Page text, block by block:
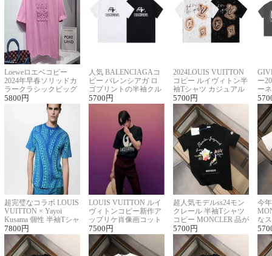
Loeweロエベコピー
2024年早春ソリッドカ
ラークラシックビッグ
ロゴ刺繍Tシャツ
5800 円
人気 BALENCIAGAコ
ピー バレンシアガ ロ
ゴプリントの半袖クル
ーネックTシャツ
5700 円
2024LOUIS VUITTON
コピー ルイヴィトン半
袖Tシャツ カジュアル
に馴染む 2色展開
5700 円
ー
ー
ー
超完璧なコラボ LOUIS
VUITTON × Yayoi
Kusama 個性 半袖Tシャ
ツコピー男女兼用
7800 円
LOUIS VUITTON ルイ
ヴィトンコピー新作ア
ップリケ肖像画コット
ンニット半袖Tシャツ
7500 円
超人気モデルss24モン
クレール 半袖Tシャツ
コピー MONCLER 品が
良く見た目
5700 円
今
な
ル